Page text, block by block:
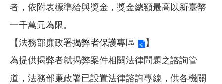
者，依附表標準給與獎金，獎金總額最高以新臺幣
一千萬元為限。
【法務部廉政署揭弊者保護專區
】
為提供揭弊者就揭弊案件相關法律問題之諮詢管
道，法務部廉政署已設置法律諮詢專線，供各機關